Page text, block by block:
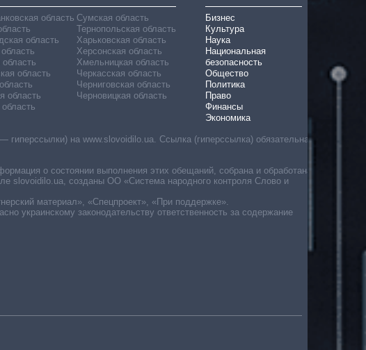
область
область
область
область
Сумская область
Тернопольская область
Харьковская область
Херсонская область
Хмельницкая область
Черкасская область
Черниговская область
Черновицкая область
Бизнес
Культура
Наука
Национальная
безопасность
Общество
Политика
Право
Финансы
Экономика
на www.slovoidilo.ua. Ссылка (гиперссылка) обязательна
о состоянии выполнения этих обещаний, собрана и обработана
созданы ОО «Система народного контроля Слово и
материал», «Спецпроект», «При поддержке».
украинскому законодательству ответственность за содержание